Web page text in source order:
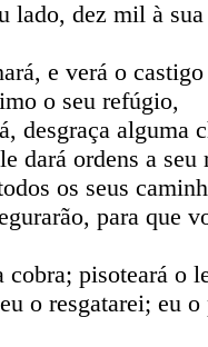
lado, dez mil à
e verá o
o seu refúgio,
desgraça alguma
dará ordens a seu
os seus
para que
cobra; pisoteará o
o resgatarei; eu